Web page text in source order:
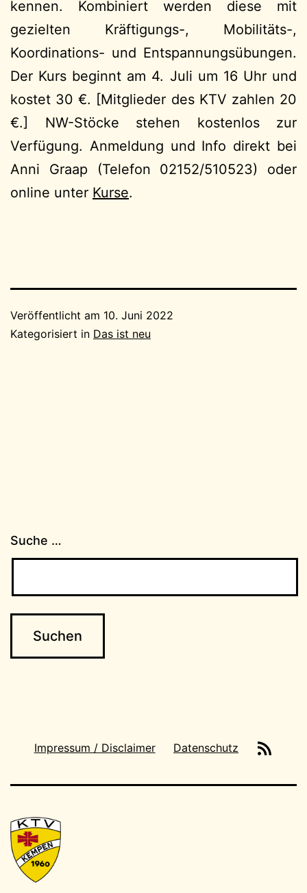
kennen. Kombiniert werden diese mit
gezielten Kräftigungs-, Mobilitäts-,
Koordinations- und Entspannungsübungen.
Der Kurs beginnt am 4. Juli um 16 Uhr und
kostet 30 €. [Mitglieder des KTV zahlen 20
€.] NW-Stöcke stehen kostenlos zur
Verfügung. Anmeldung und Info direkt bei
Anni Graap (Telefon 02152/510523) oder
online unter Kurse.
Veröffentlicht am 10. Juni 2022
Kategorisiert in Das ist neu
Suche …
Impressum / Disclaimer Datenschutz